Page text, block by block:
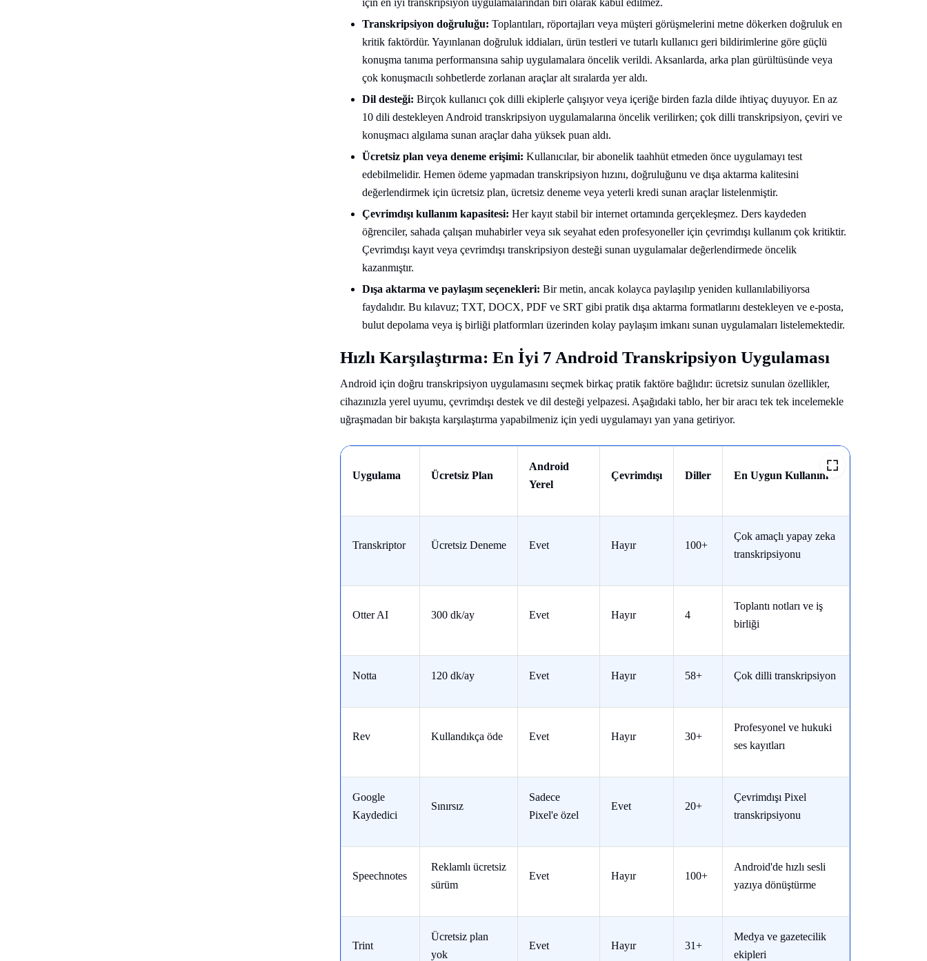
için en iyi transkripsiyon uygulamalarından biri olarak kabul edilmez.
Transkripsiyon doğruluğu: Toplantıları, röportajları veya müşteri görüşmelerini metne dökerken doğruluk en
kritik faktördür. Yayınlanan doğruluk iddiaları, ürün testleri ve tutarlı kullanıcı geri bildirimlerine göre güçlü
konuşma tanıma performansına sahip uygulamalara öncelik verildi. Aksanlarda, arka plan gürültüsünde veya
çok konuşmacılı sohbetlerde zorlanan araçlar alt sıralarda yer aldı.
Dil desteği: Birçok kullanıcı çok dilli ekiplerle çalışıyor veya içeriğe birden fazla dilde ihtiyaç duyuyor. En az
10 dili destekleyen Android transkripsiyon uygulamalarına öncelik verilirken; çok dilli transkripsiyon, çeviri ve
konuşmacı algılama sunan araçlar daha yüksek puan aldı.
Ücretsiz plan veya deneme erişimi: Kullanıcılar, bir abonelik taahhüt etmeden önce uygulamayı test
edebilmelidir. Hemen ödeme yapmadan transkripsiyon hızını, doğruluğunu ve dışa aktarma kalitesini
değerlendirmek için ücretsiz plan, ücretsiz deneme veya yeterli kredi sunan araçlar listelenmiştir.
Çevrimdışı kullanım kapasitesi: Her kayıt stabil bir internet ortamında gerçekleşmez. Ders kaydeden
öğrenciler, sahada çalışan muhabirler veya sık seyahat eden profesyoneller için çevrimdışı kullanım çok kritiktir.
Çevrimdışı kayıt veya çevrimdışı transkripsiyon desteği sunan uygulamalar değerlendirmede öncelik
kazanmıştır.
Dışa aktarma ve paylaşım seçenekleri: Bir metin, ancak kolayca paylaşılıp yeniden kullanılabiliyorsa
faydalıdır. Bu kılavuz; TXT, DOCX, PDF ve SRT gibi pratik dışa aktarma formatlarını destekleyen ve e-posta,
bulut depolama veya iş birliği platformları üzerinden kolay paylaşım imkanı sunan uygulamaları listelemektedir.
Hızlı Karşılaştırma: En İyi 7 Android Transkripsiyon Uygulaması
Android için doğru transkripsiyon uygulamasını seçmek birkaç pratik faktöre bağlıdır: ücretsiz sunulan özellikler,
cihazınızla yerel uyumu, çevrimdışı destek ve dil desteği yelpazesi. Aşağıdaki tablo, her bir aracı tek tek incelemekle
uğraşmadan bir bakışta karşılaştırma yapabilmeniz için yedi uygulamayı yan yana getiriyor.
Uygulama Ücretsiz Plan
Android
Yerel
Çevrimdışı Diller En Uygun Kullanım
Transkriptor Ücretsiz Deneme Evet Hayır 100+
Çok amaçlı yapay zeka
transkripsiyonu
Otter AI 300 dk/ay Evet Hayır 4
Toplantı notları ve iş
birliği
Notta 120 dk/ay Evet Hayır 58+ Çok dilli transkripsiyon
Rev Kullandıkça öde Evet Hayır 30+
Profesyonel ve hukuki
ses kayıtları
Google
Kaydedici
Sınırsız
Sadece
Pixel'e özel
Evet 20+
Çevrimdışı Pixel
transkripsiyonu
Speechnotes
Reklamlı ücretsiz
sürüm
Evet Hayır 100+
Android'de hızlı sesli
yazıya dönüştürme
Trint
Ücretsiz plan
yok
Evet Hayır 31+
Medya ve gazetecilik
ekipleri